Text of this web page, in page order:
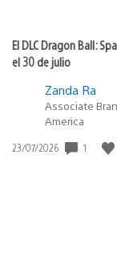
El DLC Dragon Ball:
el 30 de julio
Zanda Ra
Associate
America
Fecha
23/07/2026 1